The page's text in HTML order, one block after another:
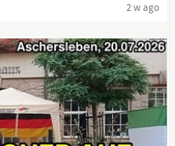
2 w ago